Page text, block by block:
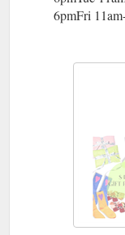
6pmFri